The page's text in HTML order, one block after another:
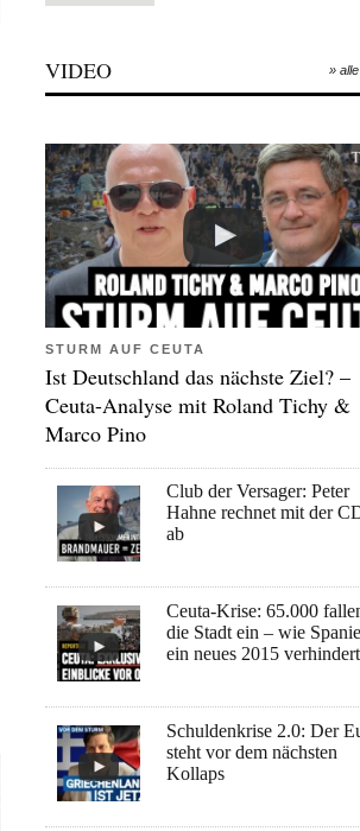
VIDEO »
STURM AUF CEUTA
Ist Deutschland das nächste Ziel? –
Ceuta-Analyse mit Roland Tichy &
Marco Pino
Club der Versager: Peter
Hahne rechnet mit der
ab
Ceuta-Krise: 65.000
die Stadt ein – wie
ein neues 2015 verhindert
Schuldenkrise 2.0: Der
steht vor dem nächsten
Kollaps